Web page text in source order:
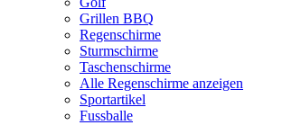
Grillen BBQ
Regenschirme
Sturmschirme
Taschenschirme
Alle Regenschirme anzeigen
Sportartikel
Fussballe